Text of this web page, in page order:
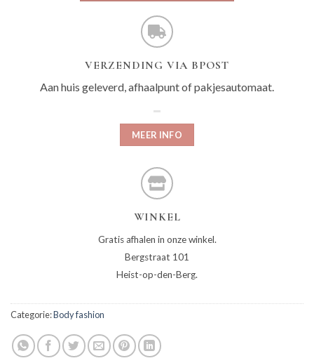
VERZENDING VIA BPOST
Aan huis geleverd, afhaalpunt of pakjesautomaat.
MEER INFO
WINKEL
Gratis afhalen in onze winkel.
Bergstraat 101
Heist-op-den-Berg.
Categorie:Body fashion